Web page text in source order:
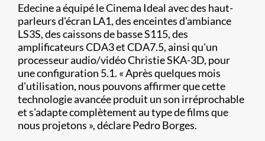
Edecine a équipé le Cinema Ideal avec des haut-
parleurs d'écran LA1, des enceintes d'ambiance
LS3S, des caissons de basse S115, des
amplificateurs CDA3 et CDA7.5, ainsi qu'un
processeur audio/vidéo Christie SKA-3D, pour
une configuration 5.1. « Après quelques mois
d'utilisation, nous pouvons affirmer que cette
technologie avancée produit un son irréprochable
et s'adapte complètement au type de films que
nous projetons », déclare Pedro Borges.